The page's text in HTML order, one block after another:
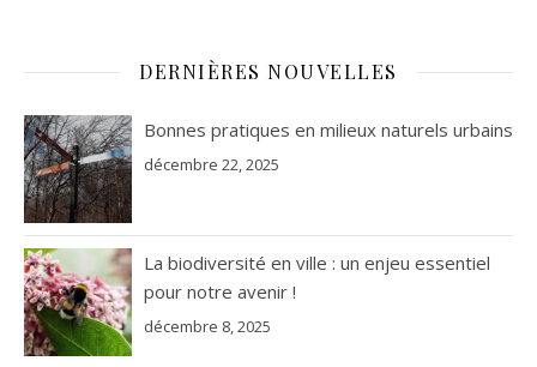
DERNIÈRES NOUVELLES
Bonnes pratiques en milieux naturels urbains
décembre 22, 2025
La biodiversité en ville : un enjeu essentiel
pour notre avenir !
décembre 8, 2025